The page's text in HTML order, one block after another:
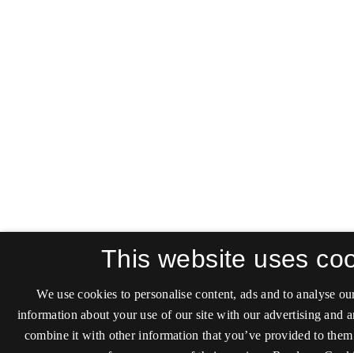
This website uses
We use cookies to personalise content, ads and to analyse
information about your use of our site with our advertising and
combine it with other information that you’ve provided to